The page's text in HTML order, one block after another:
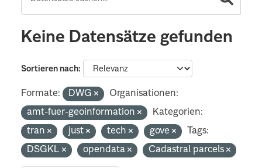
Keine Datensätze gefunden
Sortieren nach
Formate: DWG
Organisationen:
amt-fuer-geoinformation
Kategorien:
tran
just tech gove
Tags:
DSGKL
opendata Cadastral parcels